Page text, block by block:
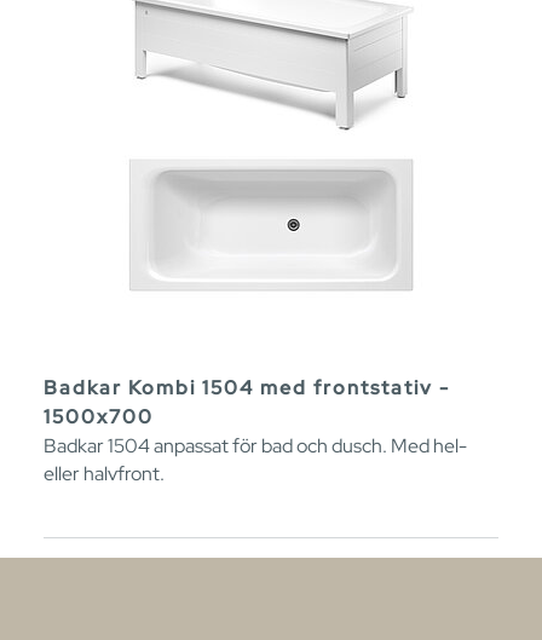
Badkar Kombi 1504 med frontstativ -
1500x700
Badkar 1504 anpassat för bad och dusch. Med hel-
eller halvfront.